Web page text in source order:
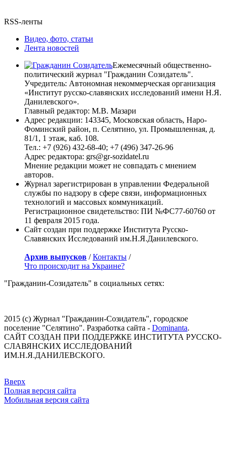
RSS-ленты
Видео, фото, статьи
Лента новостей
Ежемесячный общественно-
политический журнал "Гражданин Созидатель".
Учредитель: Автономная некоммерческая организация
«Институт русско-славянских исследований имени Н.Я.
Данилевского».
Главный редактор: М.В. Мазари
Адрес редакции: 143345, Московская область, Наро-
Фоминский район, п. Селятино, ул. Промышленная, д.
81/1, 1 этаж, каб. 108.
Тел.: +7 (926) 432-68-40; +7 (496) 347-26-96
Адрес редактора: grs@gr-sozidatel.ru
Мнение редакции может не совпадать с мнением
авторов.
Журнал зарегистрирован в управлении Федеральной
службы по надзору в сфере связи, информационных
технологий и массовых коммуникаций.
Регистрационное свидетельство: ПИ №ФС77-60760 от
11 февраля 2015 года.
Сайт создан при поддержке Института Русско-
Славянских Исследований им.Н.Я.Данилевского.
Архив выпусков /Контакты /
Что происходит на Украине?
"Гражданин-Созидатель" в социальных сетях:
2015 (с) Журнал "Гражданин-Созидатель", городское
поселение "Селятино". Разработка сайта - Dominanta.
САЙТ СОЗДАН ПРИ ПОДДЕРЖКЕ ИНСТИТУТА РУССКО-
СЛАВЯНСКИХ ИССЛЕДОВАНИЙ
ИМ.Н.Я.ДАНИЛЕВСКОГО.
Вверх
Полная версия сайта
Мобильная версия сайта